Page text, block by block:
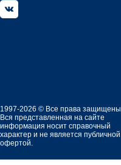
1997-2026 © Все права защищены
Вся представленная на сайте
информация носит справочный
характер и не является публичной
офертой.